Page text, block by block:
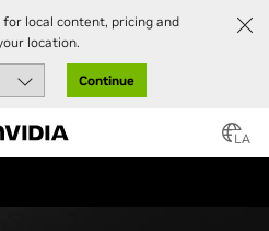
local content, pricing and
location.
Continue
LA